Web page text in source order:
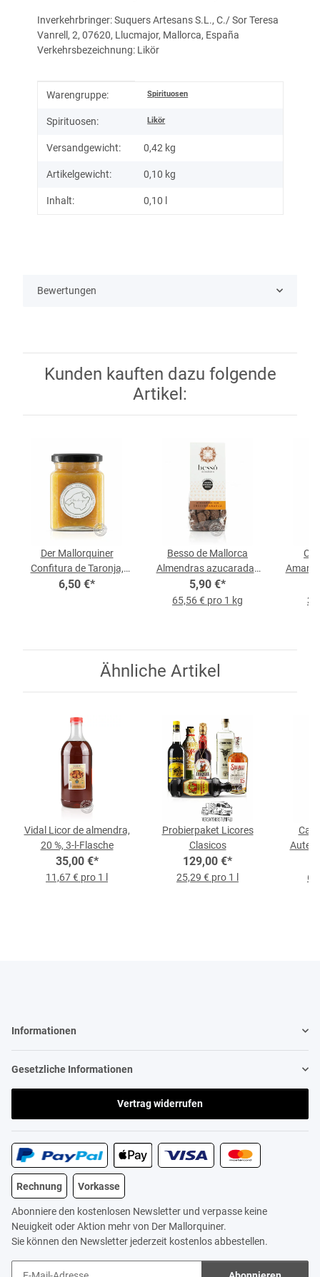
Inverkehrbringer: Suquers Artesans S.L., C./ Sor Teresa
Vanrell, 2, 07620, Llucmajor, Mallorca, España
Verkehrsbezeichnung: Likör
Produkteigenschaft
Wert
Warengruppe: Spirituosen
Spirituosen: Likör
Versandgewicht: 0,42 kg
Artikelgewicht: 0,10 kg
Inhalt: 0,10 l
Bewertungen
Kunden kauften dazu folgende
Artikel:
Der Mallorquiner
Confitura de Taronja,
klein
6,50 €*
Besso de Mallorca
Almendras azucaradas
con Chocolate y
Naranja, 90-g-Beutel
5,90 €*
65,56 € pro 1 kg
Ähnliche Artikel
Vidal Licor de almendra,
20 %, 3-l-Flasche
35,00 €*
11,67 € pro 1 l
Probierpaket Licores
Clasicos
129,00 €*
25,29 € pro 1 l
Informationen
Gesetzliche Informationen
Vertrag widerrufen
Rechnung Vorkasse
Abonniere den kostenlosen Newsletter und verpasse keine
Neuigkeit oder Aktion mehr von Der Mallorquiner.
Sie können den Newsletter jederzeit kostenlos abbestellen.